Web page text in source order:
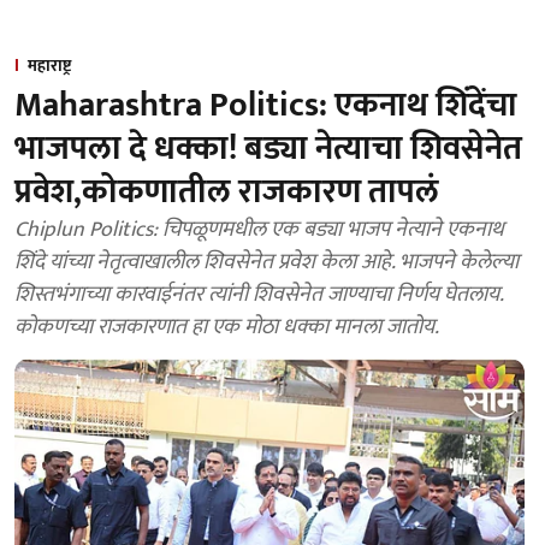
महाराष्ट्र
Maharashtra Politics: एकनाथ शिंदेंचा
भाजपला दे धक्का! बड्या नेत्याचा शिवसेनेत
प्रवेश,कोकणातील राजकारण तापलं
Chiplun Politics: चिपळूणमधील एक बड्या भाजप नेत्याने एकनाथ
शिंदे यांच्या नेतृत्वाखालील शिवसेनेत प्रवेश केला आहे. भाजपने केलेल्या
शिस्तभंगाच्या कारवाईनंतर त्यांनी शिवसेनेत जाण्याचा निर्णय घेतलाय.
कोकणच्या राजकारणात हा एक मोठा धक्का मानला जातोय.